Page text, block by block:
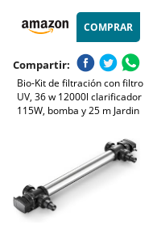
COMPRAR
Compartir:
Bio-Kit de filtración con filtro
UV, 36 w 12000l clarificador
115W, bomba y 25 m Jardin